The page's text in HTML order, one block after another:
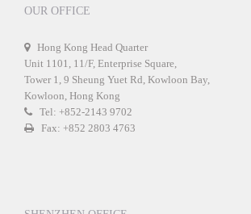
OUR OFFICE
Hong Kong Head Quarter
Unit 1101, 11/F, Enterprise Square,
Tower 1, 9 Sheung Yuet Rd, Kowloon Bay,
Kowloon, Hong Kong
Tel: +852-2143 9702
Fax: +852 2803 4763